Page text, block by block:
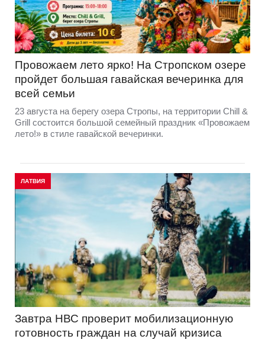
Провожаем лето ярко! На Стропском озере
пройдет большая гавайская вечеринка для
всей семьи
23 августа на берегу озера Стропы, на территории Chill &
Grill состоится большой семейный праздник «Провожаем
лето!» в стиле гавайской вечеринки.
ЛАТВИЯ
Завтра НВС проверит мобилизационную
готовность граждан на случай кризиса